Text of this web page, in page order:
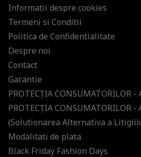
Informatii despre cookies
Termeni si Conditii
Politica de Confidentialitate
Despre noi
Contact
Garantie
PROTECŢIA CONSUMATORILOR -
PROTECŢIA CONSUMATORILOR -
(Solutionarea Alternativa a
Modalitati de plata
Black Friday Fashion Days